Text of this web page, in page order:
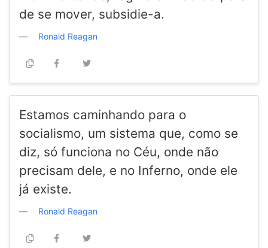
de se mover, subsidie-a.
Ronald Reagan
Estamos caminhando para o
socialismo, um sistema que, como se
diz, só funciona no Céu, onde não
precisam dele, e no Inferno, onde ele
já existe.
Ronald Reagan